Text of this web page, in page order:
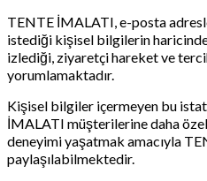
TENTE İMALATI, e-posta
istediği kişisel bilgilerin haricinde
izlediği, ziyaretçi hareket ve
yorumlamaktadır.
Kişisel bilgiler içermeyen bu
İMALATI müşterilerine daha
deneyimi yaşatmak amacıyla
paylaşılabilmektedir.